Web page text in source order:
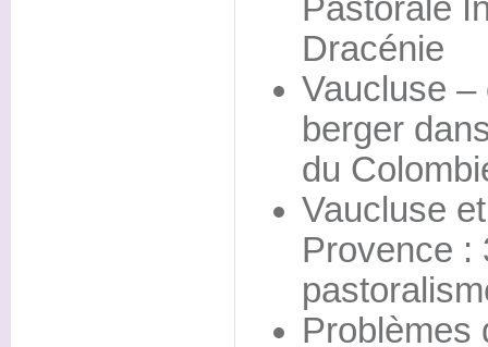
Pastorale
Dracénie
Vaucluse –
berger
du
Vaucluse
Provence :
Problèmes